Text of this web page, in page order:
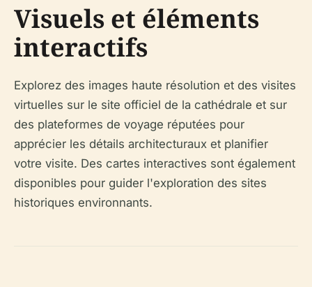
Visuels et éléments
interactifs
Explorez des images haute résolution et des visites
virtuelles sur le site officiel de la cathédrale et sur
des plateformes de voyage réputées pour
apprécier les détails architecturaux et planifier
votre visite. Des cartes interactives sont également
disponibles pour guider l'exploration des sites
historiques environnants.